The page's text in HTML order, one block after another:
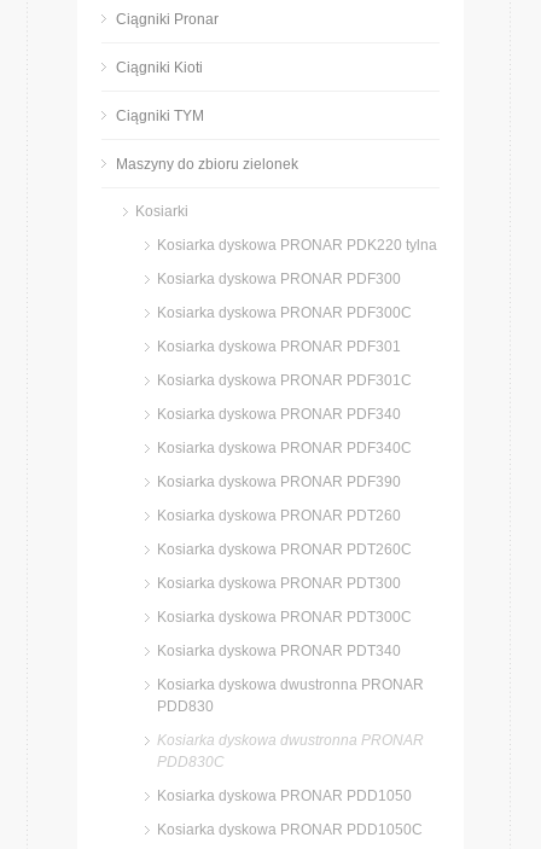
Ciągniki Pronar
Ciągniki Kioti
Ciągniki TYM
Maszyny do zbioru zielonek
Kosiarki
Kosiarka dyskowa PRONAR PDK220 tylna
Kosiarka dyskowa PRONAR PDF300
Kosiarka dyskowa PRONAR PDF300C
Kosiarka dyskowa PRONAR PDF301
Kosiarka dyskowa PRONAR PDF301C
Kosiarka dyskowa PRONAR PDF340
Kosiarka dyskowa PRONAR PDF340C
Kosiarka dyskowa PRONAR PDF390
Kosiarka dyskowa PRONAR PDT260
Kosiarka dyskowa PRONAR PDT260C
Kosiarka dyskowa PRONAR PDT300
Kosiarka dyskowa PRONAR PDT300C
Kosiarka dyskowa PRONAR PDT340
Kosiarka dyskowa dwustronna PRONAR
PDD830
Kosiarka dyskowa dwustronna PRONAR
PDD830C
Kosiarka dyskowa PRONAR PDD1050
Kosiarka dyskowa PRONAR PDD1050C